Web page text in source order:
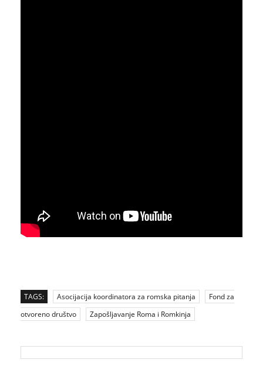
TAGS: Asocijacija koordinatora za romska pitanja
Fond za
otvoreno društvo
Zapošljavanje Roma i Romkinja